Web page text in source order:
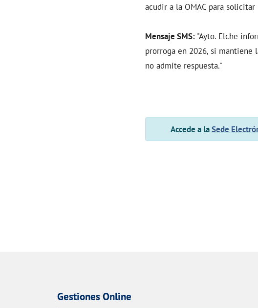
acudir a la OMAC para
Mensaje SMS: "Ayto. Elche
prorroga en 2026, si mantiene
no admite respuesta."
Accede a laSede
Gestiones Online